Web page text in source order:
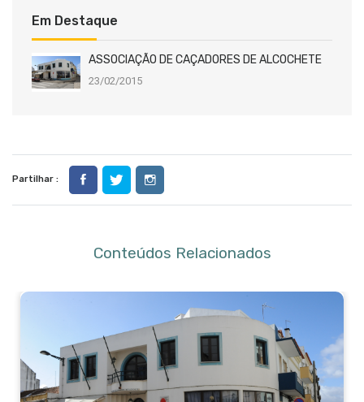
Em Destaque
ASSOCIAÇÃO DE CAÇADORES DE ALCOCHETE
23/02/2015
Partilhar :
Conteúdos Relacionados